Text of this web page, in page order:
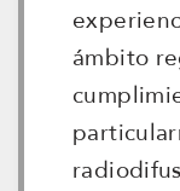
ámbito